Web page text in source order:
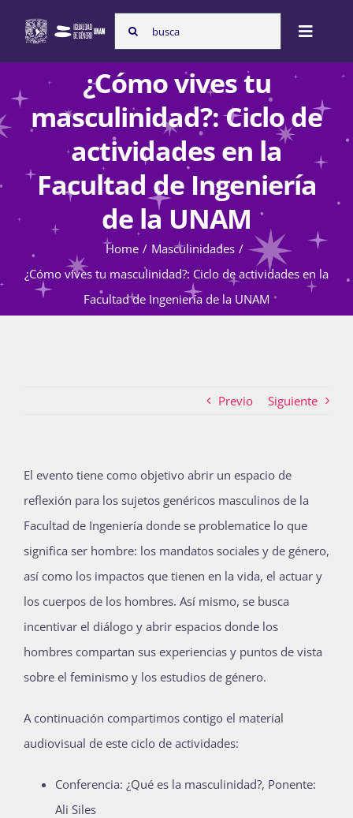
content
Search
for:
Toggle
Inicio
Nosotras
Programas
Atención de la violencia de género
Actividades
La Boletina
Recursos
Súmate
Publicaciones
Bienvenida generación 2027-1
¿Cómo vives tu
masculinidad?: Ciclo de
actividades en la
Facultad de Ingeniería
de la UNAM
Home
Masculinidades
¿Cómo vives tu masculinidad?: Ciclo de actividades en la
Facultad de Ingeniería de la UNAM
Previo Siguiente
El evento tiene como objetivo abrir un espacio de
reflexión para los sujetos genéricos masculinos de la
Facultad de Ingeniería donde se problematice lo que
significa ser hombre: los mandatos sociales y de género,
así como los impactos que tienen en la vida, el actuar y
los cuerpos de los hombres. Así mismo, se busca
incentivar el diálogo y abrir espacios donde los
hombres compartan sus experiencias y puntos de vista
sobre el feminismo y los estudios de género.
A continuación compartimos contigo el material
audiovisual de este ciclo de actividades:
Conferencia: ¿Qué es la masculinidad?, Ponente:
Ali Siles